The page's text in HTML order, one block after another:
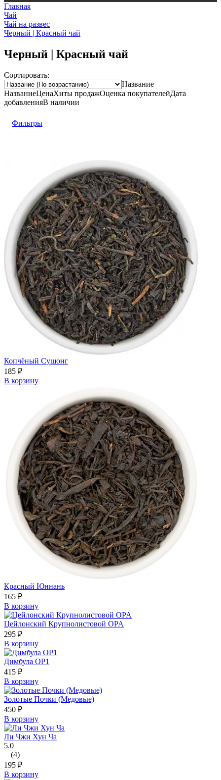
Главная
Чай
Чай на развес
Черный | Красный чай
Черный | Красный чай
Сортировать:
Название
НазваниеЦенаХиты продажОценка покупателейДата
добавленияВ наличии
Фильтры
Копчёный Сушонг
185 ₽
В корзину
Красный Юннань
165 ₽
В корзину
Цейлонский Крупнолистовой OPA
295 ₽
В корзину
Димбула OP1
415 ₽
В корзину
Золотые Почки (Медовые)
450 ₽
В корзину
Ли Чжи Хун Ча
5.0
(4)
195 ₽
В корзину